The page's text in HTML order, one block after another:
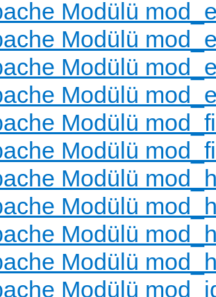
Modülü
Modülü
Modülü
Modülü
Modülü
Modülü
Modülü
Modülü
Modülü
Modülü
Modülü